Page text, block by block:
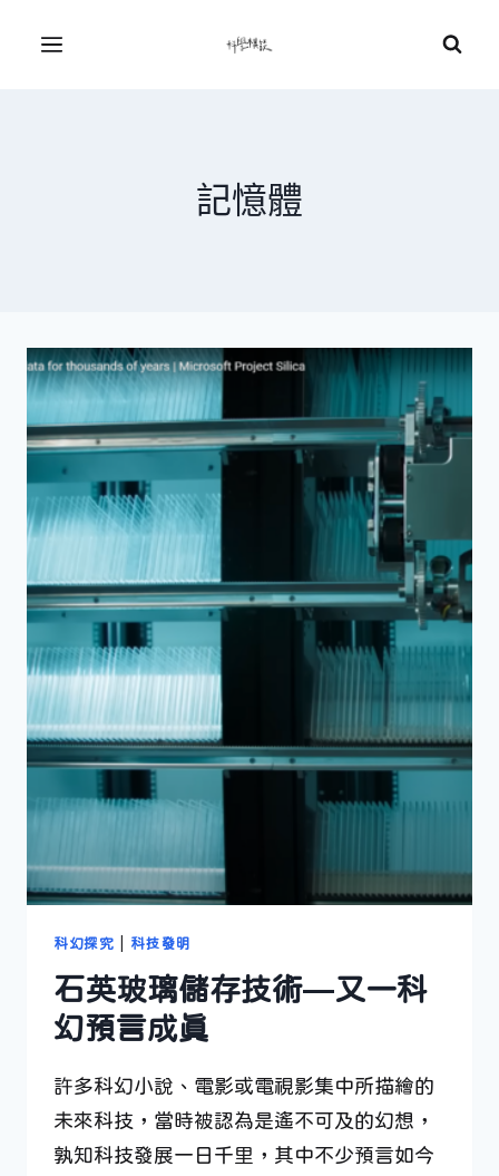
Menu
記憶體
科幻探究 科技發明
石英玻璃儲存技術—又一科
幻預言成真
許多科幻小說、電影或電視影集中所描繪的
未來科技，當時被認為是遙不可及的幻想，
孰知科技發展一日千里，其中不少預言如今